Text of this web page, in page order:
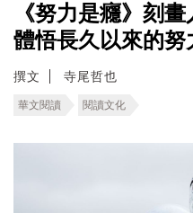
《努力是癮》刻
體悟長久以來的努
撰文 寺尾哲也
華文閱讀 閱讀文化